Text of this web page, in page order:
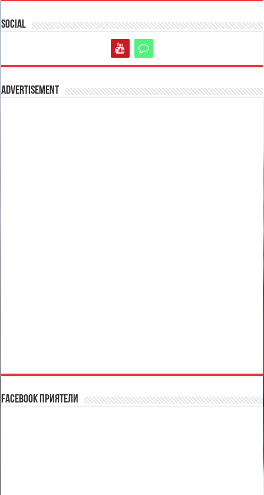
Social
Advertisement
Facebook Приятели